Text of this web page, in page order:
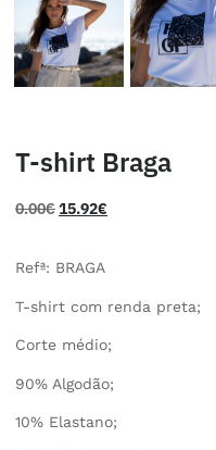
T-shirt Braga
0.00€15.92€
Refª: BRAGA
T-shirt com renda preta;
Corte médio;
90% Algodão;
10% Elastano;